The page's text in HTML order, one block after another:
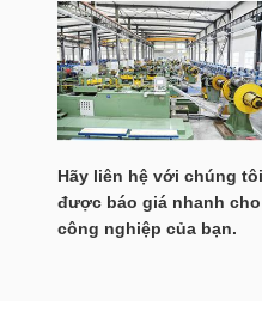
Hãy liên hệ với chúng
được báo giá nhanh
công nghiệp của bạn.